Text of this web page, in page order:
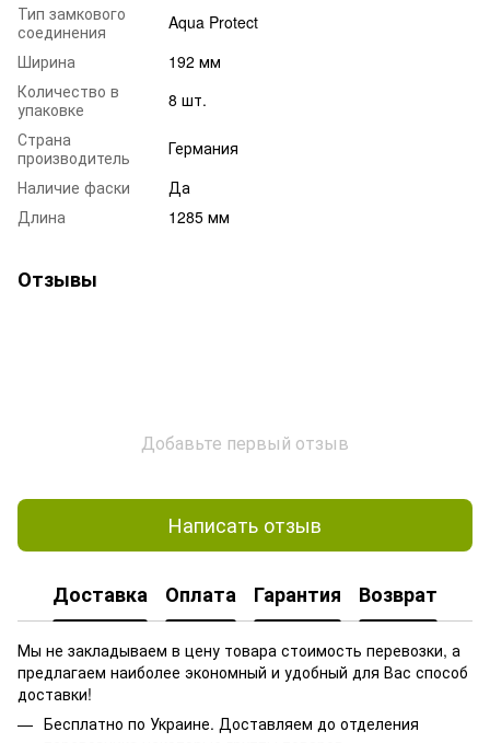
Тип замкового
соединения
Aqua Protect
Ширина
192 мм
Количество в
упаковке
8 шт.
Страна
производитель
Германия
Наличие фаски
Да
Длина
1285 мм
Отзывы
Добавьте первый отзыв
Написать отзыв
Доставка Оплата Гарантия Возврат
Мы не закладываем в цену товара стоимость перевозки, а
предлагаем наиболее экономный и удобный для Вас способ
доставки!
Бесплатно по Украине. Доставляем до отделения